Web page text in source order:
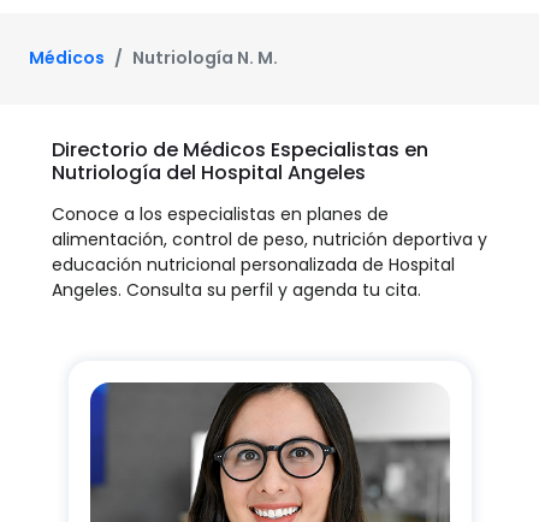
Médicos Nutriología N. M.
Directorio de Médicos Especialistas en
Nutriología del Hospital Angeles
Conoce a los especialistas en planes de
alimentación, control de peso, nutrición deportiva y
educación nutricional personalizada de Hospital
Angeles. Consulta su perfil y agenda tu cita.